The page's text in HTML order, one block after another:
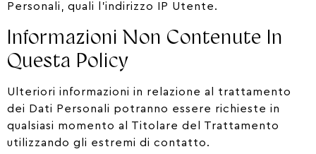
Personali, quali l’indirizzo IP Utente.
Informazioni Non Contenute In
Questa Policy
Ulteriori informazioni in relazione al trattamento
dei Dati Personali potranno essere richieste in
qualsiasi momento al Titolare del Trattamento
utilizzando gli estremi di contatto.